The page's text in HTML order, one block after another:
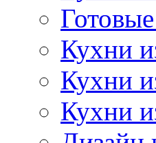
Кухни
Кухни
Кухни